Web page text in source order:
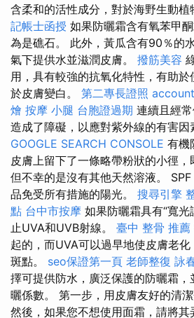
含柔和的活性成分，對於海野生動植
記帳士函授 如果防曬霜含有氧苯甲
為是礁石。 此外，黃瓜含有90％的
氣下提供水並滋潤皮膚。 撥筋美容
用，具有較強的抗氧化特性，有助
於皮膚變白。 第二專長證照
燴 按摩 小腿 台胞證過期 連續且經
造成了障礙，以應對紫外線的有害因
GOOGLE SEARCH CONSOLE 有機
皮膚上留下了一條略帶粉狀的小徑，
但不幸的是沒有其他天然溶液。
品免受所有措施的陽光。 搜尋引擎
點 台中市按摩 如果防曬霜具有“寬
止UVA和UVB射線。 臺中 整骨 推薦
起的，而UVA可以過早地使皮膚老
斑點。 seo保證第一頁 老師整復 詠
擇可提供防水，廣泛保護的防曬霜
曬係數。 第一步，用皮膚友好的清
然後，如果您不想使用面霜，請將